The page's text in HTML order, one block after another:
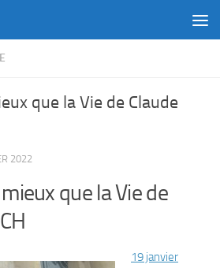
que la Vie de Claude
2022
mieux que la Vie de
19 janvier